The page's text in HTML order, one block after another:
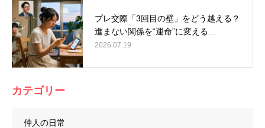
プレ交際「3回目の壁」をどう越える？
進まない関係を“運命”に変える…
2026.07.19
カテゴリー
仲人の日常